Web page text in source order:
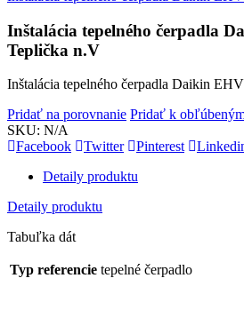
Inštalácia tepelného čerpadla
Teplička n.V
Inštalácia tepelného čerpadla Daikin
Pridať na porovnanie Pridať k
SKU: N/A
Facebook
Twitter Pinterest
Detaily produktu
Detaily produktu
Tabuľka dát
Typ referencie tepelné čerpadlo